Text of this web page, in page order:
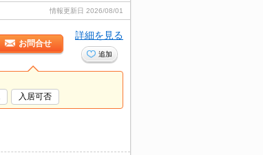
情報更新日 2026/08/01
お問合せ
詳細を見る
追加
入居可否